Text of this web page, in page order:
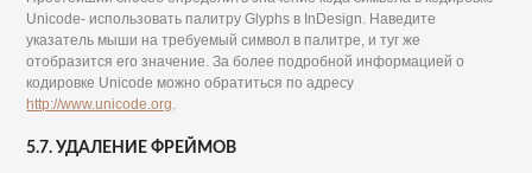
Unicode- использовать палитру Glyphs в InDesign. Наведите
указатель мыши на требуемый символ в палитре, и туг же
отобразится его значение. За более подробной информацией о
кодировке Unicode можно обратиться по адресу
http://www.unicode.org.
5.7. УДАЛЕНИЕ ФРЕЙМОВ